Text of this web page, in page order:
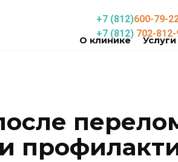
+7 (812)600-79-
+7 (812) 702-812-
О клинике Услуги